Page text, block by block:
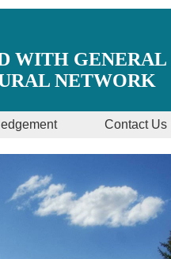
WITH GENERAL
NETWORK
Contact Us